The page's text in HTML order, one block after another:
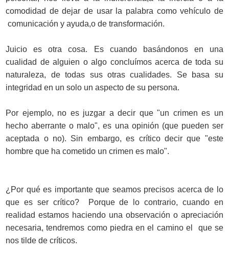
comodidad de dejar de usar la palabra como vehículo de
comunicación y ayuda,o de transformación.
Juicio es otra cosa. Es cuando basándonos en una
cualidad de alguien o algo concluímos acerca de toda su
naturaleza, de todas sus otras cualidades. Se basa su
integridad en un solo un aspecto de su persona.
Por ejemplo, no es juzgar a decir que "un crimen es un
hecho aberrante o malo", es una opinión (que pueden ser
aceptada o no). Sin embargo, es crítico decir que "este
hombre que ha cometido un crimen es malo".
¿Por qué es importante que seamos precisos acerca de lo
que es ser crítico? Porque de lo contrario, cuando en
realidad estamos haciendo una observación o apreciación
necesaria, tendremos como piedra en el camino el que se
nos tilde de críticos.